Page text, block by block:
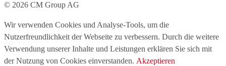
© 2026 CM Group AG
Wir verwenden Cookies und Analyse-Tools, um die
Nutzerfreundlichkeit der Webseite zu verbessern. Durch die weitere
Verwendung unserer Inhalte und Leistungen erklären Sie sich mit
der Nutzung von Cookies einverstanden. Akzeptieren